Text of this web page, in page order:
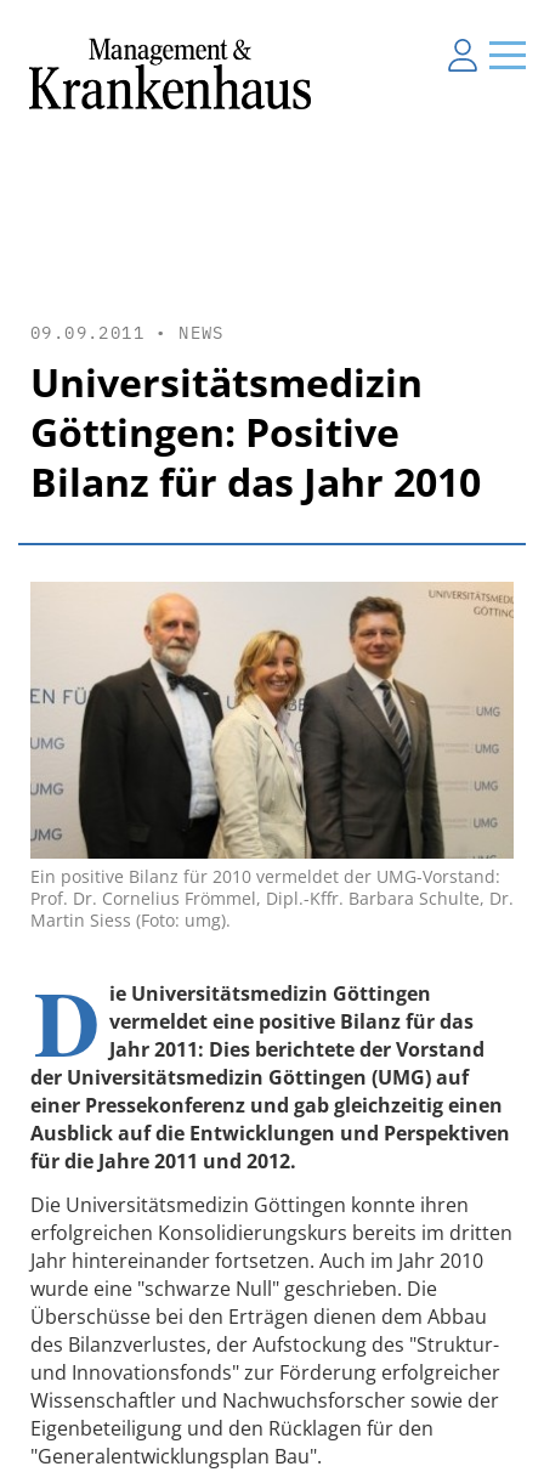
09.09.2011 • NEWS
Universitätsmedizin
Göttingen: Positive
Bilanz für das Jahr 2010
Ein positive Bilanz für 2010 vermeldet der UMG-Vorstand:
Prof. Dr. Cornelius Frömmel, Dipl.-Kffr. Barbara Schulte, Dr.
Martin Siess (Foto: umg).
D ie Universitätsmedizin Göttingen
vermeldet eine positive Bilanz für das
Jahr 2011: Dies berichtete der Vorstand
der Universitätsmedizin Göttingen (UMG) auf
einer Pressekonferenz und gab gleichzeitig einen
Ausblick auf die Entwicklungen und Perspektiven
für die Jahre 2011 und 2012.
Die Universitätsmedizin Göttingen konnte ihren
erfolgreichen Konsolidierungskurs bereits im dritten
Jahr hintereinander fortsetzen. Auch im Jahr 2010
wurde eine "schwarze Null" geschrieben. Die
Überschüsse bei den Erträgen dienen dem Abbau
des Bilanzverlustes, der Aufstockung des "Struktur-
und Innovationsfonds" zur Förderung erfolgreicher
Wissenschaftler und Nachwuchsforscher sowie der
Eigenbeteiligung und den Rücklagen für den
"Generalentwicklungsplan Bau".